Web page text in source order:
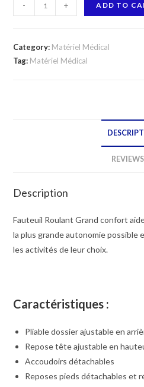
Roulant
confort
quantity
- + ADD TO
Category: Matériel Médical
Tag: Matériel Médical
Description
Fauteuil Roulant Grand confort
la plus grande autonomie possible
les activités de leur choix.
Caractéristiques :
Pliable dossier ajustable en
Repose tête ajustable en
Accoudoirs détachables
Reposes pieds détachables et